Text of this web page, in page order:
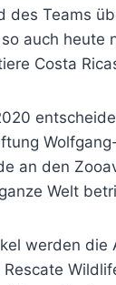
des Teams
auch heute
Costa
an den
Welt
werden die